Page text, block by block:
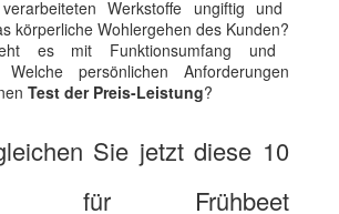
Werkstoffe ungiftig und
körperliche Wohlergehen des Kunden?
es mit Funktionsumfang und
Welche persönlichen Anforderungen
Test der Preis-Leistung?
Sie jetzt diese 10
für Frühbeet